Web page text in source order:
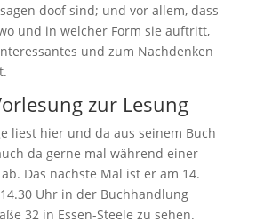
doof sind; und vor allem, dass
und in welcher Form sie auftritt,
und zum Nachdenken
zur Lesung
liest hier und da aus seinem Buch
da gerne mal während einer
Das nächste Mal ist er am 14.
Uhr in der Buchhandlung
32 in Essen-Steele zu sehen.